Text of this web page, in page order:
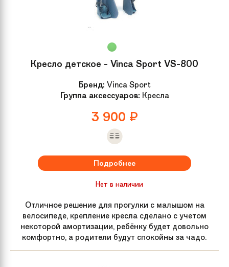
Кресло детское - Vinca Sport VS-800
Бренд: Vinca Sport
Группа аксессуаров: Кресла
3 900 ₽
Подробнее
Нет в наличии
Отличное решение для прогулки с малышом на
велосипеде, крепление кресла сделано с учетом
некоторой амортизации, ребёнку будет довольно
комфортно, а родители будут спокойны за чадо.